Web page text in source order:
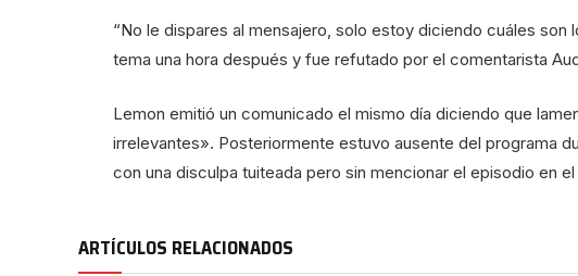
“No le dispares al mensajero, solo estoy diciendo cuáles son
tema una hora después y fue refutado por el comentarista
Lemon emitió un comunicado el mismo día diciendo que
irrelevantes». Posteriormente estuvo ausente del programa
con una disculpa tuiteada pero sin mencionar el episodio en el
ARTÍCULOS RELACIONADOS